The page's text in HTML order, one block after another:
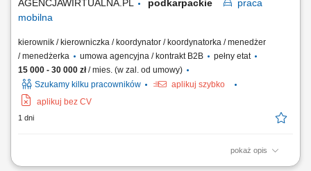
AGENCJAWIRTUALNA.PL podkarpackie
praca
mobilna
kierownik / kierowniczka / koordynator / koordynatorka / menedżer
/ menedżerka
umowa agencyjna / kontrakt B2B
pełny etat
15 000 - 30 000 zł/ mies. (w zal. od umowy)
Szukamy kilku pracowników
aplikuj szybko
aplikuj bez CV
1 dni
pokaż opis
Twój Zakres Działania: Prowadzenie własnej działalności gospodarczej